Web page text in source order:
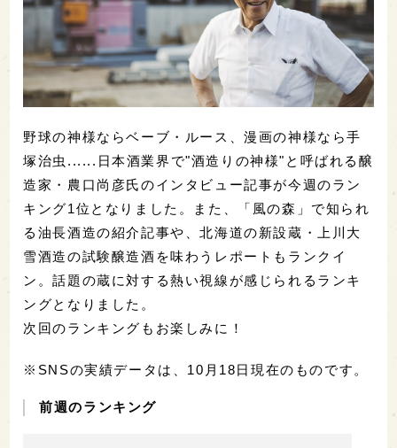
野球の神様ならベーブ・ルース、漫画の神様なら手
塚治虫......日本酒業界で"酒造りの神様"と呼ばれる醸
造家・農口尚彦氏のインタビュー記事が今週のラン
キング1位となりました。また、「風の森」で知られ
る油長酒造の紹介記事や、北海道の新設蔵・上川大
雪酒造の試験醸造酒を味わうレポートもランクイ
ン。話題の蔵に対する熱い視線が感じられるランキ
ングとなりました。
次回のランキングもお楽しみに！
※SNSの実績データは、10月18日現在のものです。
前週のランキング